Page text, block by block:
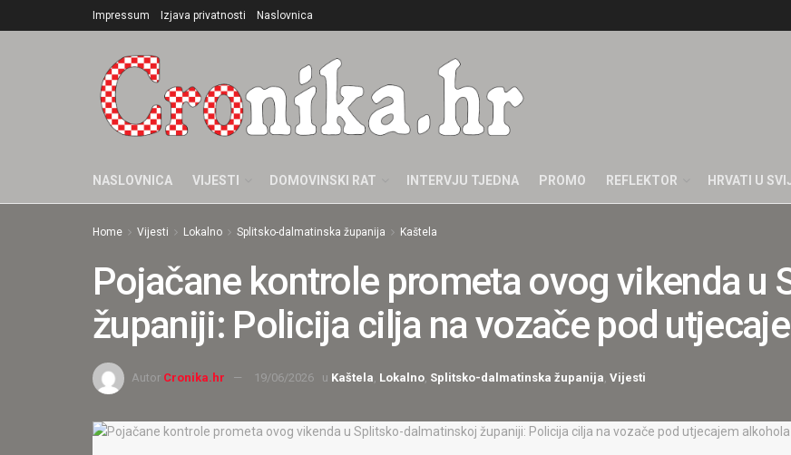
Impressum Izjava privatnosti Naslovnica
NASLOVNICA VIJESTI DOMOVINSKI RAT INTERVJU TJEDNA PROMO REFLEKTOR HRVATI U
Home Vijesti Lokalno Splitsko-dalmatinska županija Kaštela
Pojačane kontrole prometa ovog vikenda u
županiji: Policija cilja na vozače pod
Autor Cronika.hr 19/06/2026 u Kaštela Lokalno Splitsko-dalmatinska županija Vijesti